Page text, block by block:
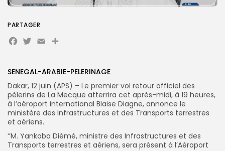
for:
FR
SENEGAL-ARABIE-PELERINAGE
Dakar, 12 juin (APS) – Le premier vol retour officiel des
pèlerins de La Mecque atterrira cet après-midi, à 19 heures,
à l’aéroport international Blaise Diagne, annonce le
ministère des Infrastructures et des Transports terrestres
et aériens.
‘’M. Yankoba Diémé, ministre des Infrastructures et des
Transports terrestres et aériens, sera présent à l’Aéroport
PARTAGER
Facebook
Twitter
EmailPartager